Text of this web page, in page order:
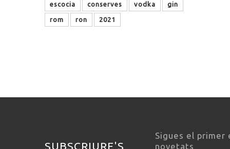
escocia conserves vodka gin
rom ron 2021
SUBSCRIURE'S
Sigues el
novetats